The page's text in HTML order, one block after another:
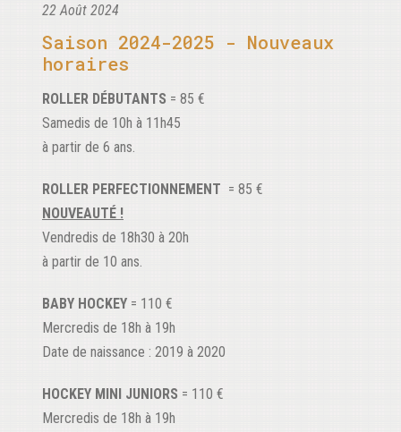
22 Août 2024
Saison 2024-2025 - Nouveaux
horaires
ROLLER DÉBUTANTS = 85 €
Samedis de 10h à 11h45
à partir de 6 ans.
ROLLER PERFECTIONNEMENT = 85 €
NOUVEAUTÉ !
Vendredis de 18h30 à 20h
à partir de 10 ans.
BABY HOCKEY = 110 €
Mercredis de 18h à 19h
Date de naissance : 2019 à 2020
HOCKEY MINI JUNIORS = 110 €
Mercredis de 18h à 19h